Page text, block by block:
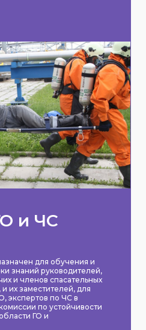
и ЧС
для обучения и
знаний руководителей,
и членов спасательных
их заместителей, для
экспертов по ЧС в
по устойчивости
ГО и